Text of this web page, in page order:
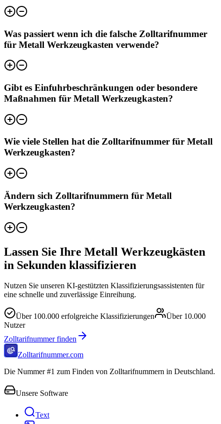
Was passiert wenn ich die falsche Zolltarifnummer
für Metall Werkzeugkasten verwende?
Gibt es Einfuhrbeschränkungen oder besondere
Maßnahmen für Metall Werkzeugkasten?
Wie viele Stellen hat die Zolltarifnummer für Metall
Werkzeugkasten?
Ändern sich Zolltarifnummern für Metall
Werkzeugkasten?
Lassen Sie Ihre Metall Werkzeugkästen
in Sekunden klassifizieren
Nutzen Sie unseren KI-gestützten Klassifizierungsassistenten für
eine schnelle und zuverlässige Einreihung.
Über 100.000 erfolgreiche Klassifizierungen Über 10.000
Nutzer
Zolltarifnummer finden
Zolltarifnummer.com
Die Nummer #1 zum Finden von Zolltarifnummern in Deutschland.
Unsere Software
Text